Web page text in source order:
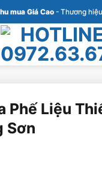
mua Giá Cao- Thương
Phế Liệu
Sơn